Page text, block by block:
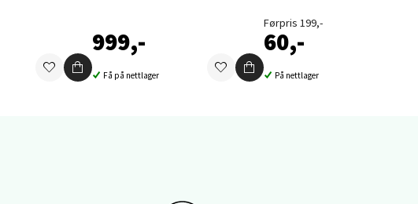
999,-
Få på nettlager
Førpris 199,-
60,-
På nettlager
Velg